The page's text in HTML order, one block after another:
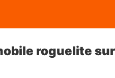
roguelite